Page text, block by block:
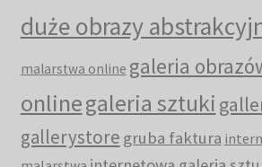
duże obrazy
malarstwa online galeria
onlinegaleria sztuki
gallerystore gruba faktura